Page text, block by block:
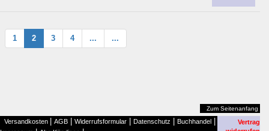
1 2 3 4 ... ...
Zum Seitenanfang
Versandkosten AGB Widerrufsformular Datenschutz Buchhandel
Vertrag